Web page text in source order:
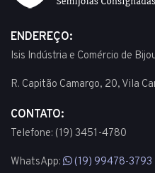
ENDEREÇO:
Isis Indústria e Comércio de
R. Capitão Camargo, 20, Vila
CONTATO:
Telefone: (19) 3451-4780
WhatsApp: (19) 99478-3793